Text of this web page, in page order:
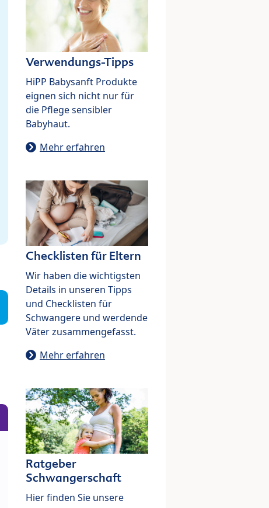
Verwendungs-Tipps
HiPP Babysanft Produkte
eignen sich nicht nur für
die Pflege sensibler
Babyhaut.
Mehr erfahren
Checklisten für Eltern
Wir haben die wichtigsten
Details in unseren Tipps
und Checklisten für
Schwangere und werdende
Väter zusammengefasst.
Mehr erfahren
Ratgeber
Schwangerschaft
Hier finden Sie unsere